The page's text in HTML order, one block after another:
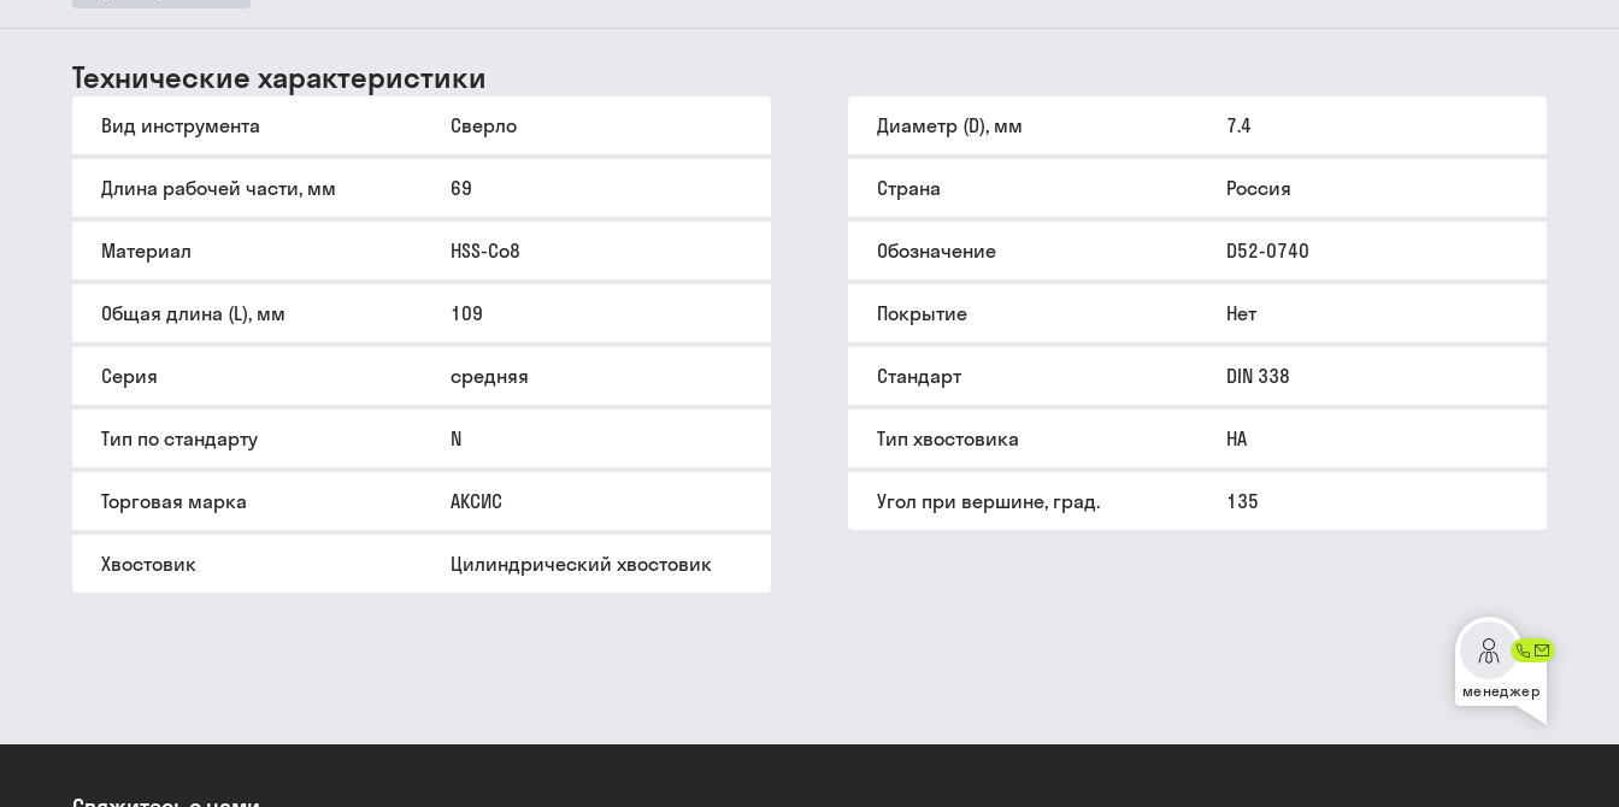
Технические характеристики
Вид инструмента Сверло Диаметр (D), мм 7.4
Длина рабочей части, мм 69 Страна Россия
Материал HSS-Co8 Обозначение D52-0740
Общая длина (L), мм 109 Покрытие Нет
Серия средняя Стандарт DIN 338
Тип по стандарту N Тип хвостовика HA
Торговая марка АКСИС Угол при вершине, град. 135
Хвостовик Цилиндрический хвостовик
менеджер